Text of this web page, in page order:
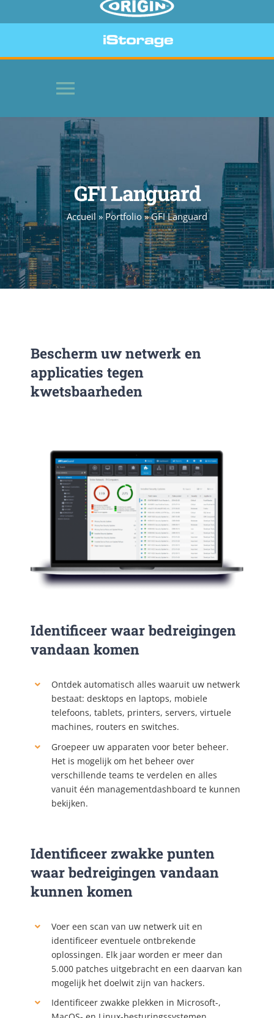
Toggle
Navigation
SOFTWARE
BEVEILIGDE APPARATEN
WEBSITE
CONTACT
GFI Languard
Accueil » Portfolio»GFI Languard
Bescherm uw netwerk en
applicaties tegen
kwetsbaarheden
Identificeer waar bedreigingen
vandaan komen
Ontdek automatisch alles waaruit uw netwerk
bestaat: desktops en laptops, mobiele
telefoons, tablets, printers, servers, virtuele
machines, routers en switches.
Groepeer uw apparaten voor beter beheer.
Het is mogelijk om het beheer over
verschillende teams te verdelen en alles
vanuit één managementdashboard te kunnen
bekijken.
Identificeer zwakke punten
waar bedreigingen vandaan
kunnen komen
Voer een scan van uw netwerk uit en
identificeer eventuele ontbrekende
oplossingen. Elk jaar worden er meer dan
5.000 patches uitgebracht en een daarvan kan
mogelijk het doelwit zijn van hackers.
Identificeer zwakke plekken in Microsoft-,